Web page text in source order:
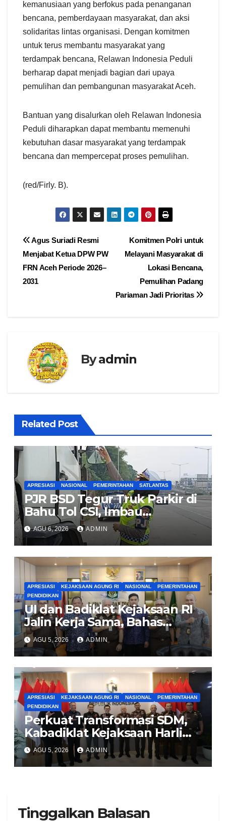
kemanusiaan yang berfokus pada penanganan
bencana, pemberdayaan masyarakat, dan aksi
solidaritas lintas organisasi. Dengan komitmen
untuk terus membantu masyarakat yang
terdampak bencana, Relawan Indonesia Peduli
berharap dapat menjadi bagian dari upaya
pemulihan dan pembangunan masyarakat Aceh.
Bantuan yang disalurkan oleh Relawan Indonesia
Peduli diharapkan dapat membantu memenuhi
kebutuhan dasar masyarakat yang terdampak
bencana dan mempercepat proses pemulihan.
(red/Firly. B).
Navigasi
pos
Komitmen Polri untuk
Melayani Masyarakat di
Lokasi Bencana,
Pemulihan Padang
Pariaman Jadi Prioritas
Agus Suriadi Resmi
Menjabat Ketua DPW PW
FRN Aceh Periode 2026–
2031
Byadmin
Related Post
APRESIASI NASIONAL PEMERINTAHAN SATLANTAS
PJR BSD Tegur Truk Parkir di
Bahu Tol CSI, Imbau
Pengendara Tertib
AGU 6, 2026 ADMIN
APRESIASI KEJAKSAAN AGUNG RI NASIONAL
PEMERINTAHAN
PENDIDIKAN
UI dan Badiklat Kejaksaan RI
Jalin Kerja Sama, Bahas
Pembentukan Pusat Studi
Kajian Kejaksaan
AGU 5, 2026 ADMIN
APRESIASI KEJAKSAAN AGUNG RI NASIONAL
PEMERINTAHAN
PENDIDIKAN
Perkuat Transformasi SDM,
Kabadiklat Kejaksaan Harli
Siregar Jalin Sinergi dengan
LAN RI
AGU 5, 2026 ADMIN
Tinggalkan Balasan